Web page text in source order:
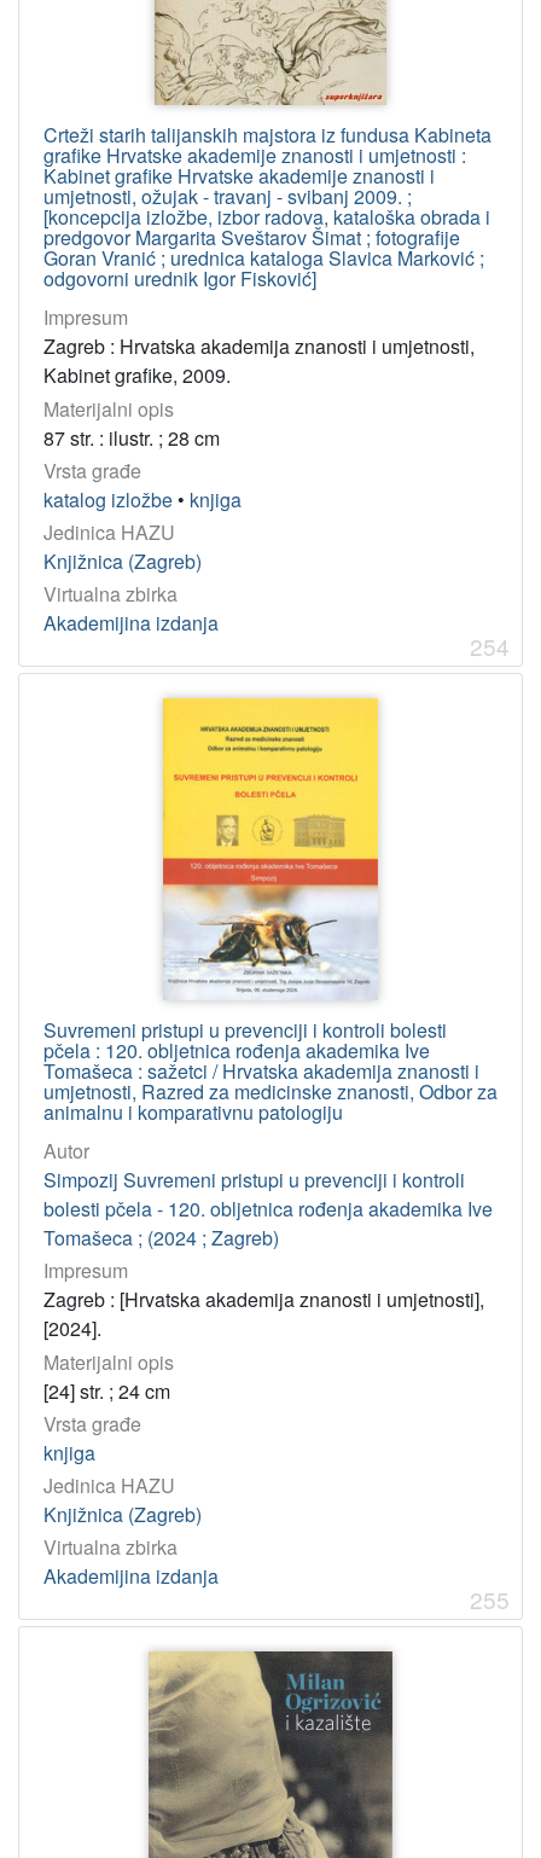
Crteži starih talijanskih majstora iz fundusa Kabineta
grafike Hrvatske akademije znanosti i umjetnosti :
Kabinet grafike Hrvatske akademije znanosti i
umjetnosti, ožujak - travanj - svibanj 2009. ;
[koncepcija izložbe, izbor radova, kataloška obrada i
predgovor Margarita Sveštarov Šimat ; fotografije
Goran Vranić ; urednica kataloga Slavica Marković ;
odgovorni urednik Igor Fisković]
Impresum
Zagreb : Hrvatska akademija znanosti i umjetnosti,
Kabinet grafike, 2009.
Materijalni opis
87 str. : ilustr. ; 28 cm
Vrsta građe
katalog izložbe • knjiga
Jedinica HAZU
Knjižnica (Zagreb)
Virtualna zbirka
Akademijina izdanja
254
Suvremeni pristupi u prevenciji i kontroli bolesti
pčela : 120. obljetnica rođenja akademika Ive
Tomašeca : sažetci / Hrvatska akademija znanosti i
umjetnosti, Razred za medicinske znanosti, Odbor za
animalnu i komparativnu patologiju
Autor
Simpozij Suvremeni pristupi u prevenciji i kontroli
bolesti pčela - 120. obljetnica rođenja akademika Ive
Tomašeca ; (2024 ; Zagreb)
Impresum
Zagreb : [Hrvatska akademija znanosti i umjetnosti],
[2024].
Materijalni opis
[24] str. ; 24 cm
Vrsta građe
knjiga
Jedinica HAZU
Knjižnica (Zagreb)
Virtualna zbirka
Akademijina izdanja
255